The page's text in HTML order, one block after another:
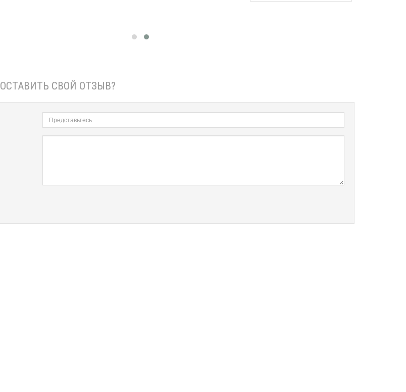
ОСТАВИТЬ СВОЙ ОТЗЫВ?